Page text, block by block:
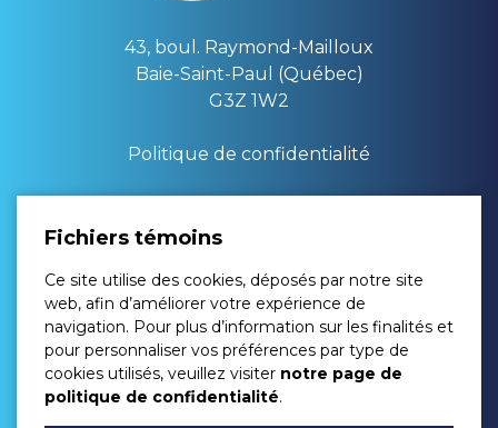
43, boul. Raymond-Mailloux
Baie-Saint-Paul (Québec)
G3Z 1W2
Politique de confidentialité
Lundi : 08:00 à 17:00
Mercredi : 08:00 à 17:00
Jeudi : 08:00 à 16:00
Vendredi : 08:00 à 16:00
Samedi : Fermé
Dimanche : Fermé
Fichiers témoins
Ce site utilise des cookies, déposés par notre site
web, afin d’améliorer votre expérience de
navigation. Pour plus d’information sur les finalités et
pour personnaliser vos préférences par type de
cookies utilisés, veuillez visiter notre page de
politique de confidentialité.